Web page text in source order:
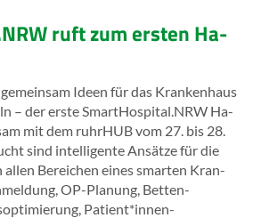
ruft zum ers­ten Ha­
Ideen für das Kran­ken­haus
– der erste Smar­tHos­pi­tal.NRW Ha­
mit dem ruhr­HUB vom 27. bis 28.
sind in­tel­li­gen­te An­sät­ze für die
Be­rei­chen eines smar­ten Kran­
OP-​Planung, Betten-​
Pa­ti­ent*innen-​